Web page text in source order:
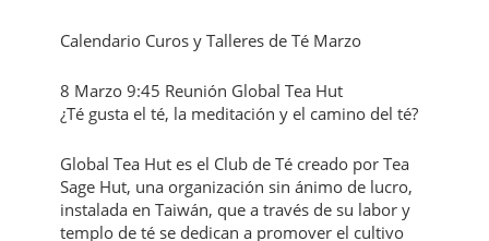
Calendario Curos y Talleres de Té Marzo
8 Marzo 9:45 Reunión Global Tea Hut
¿Té gusta el té, la meditación y el camino del té?
Global Tea Hut es el Club de Té creado por Tea
Sage Hut, una organización sin ánimo de lucro,
instalada en Taiwán, que a través de su labor y
templo de té se dedican a promover el cultivo